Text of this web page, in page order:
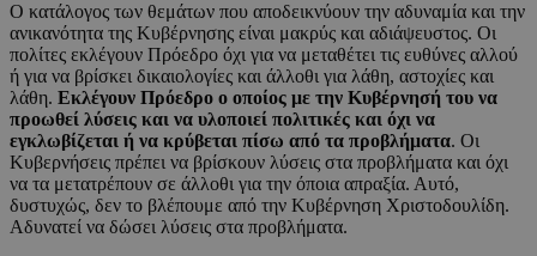
Ο κατάλογος των θεμάτων που αποδεικνύουν την αδυναμία και την
ανικανότητα της Κυβέρνησης είναι μακρύς και αδιάψευστος. Οι
πολίτες εκλέγουν Πρόεδρο όχι για να μεταθέτει τις ευθύνες αλλού
ή για να βρίσκει δικαιολογίες και άλλοθι για λάθη, αστοχίες και
λάθη. Εκλέγουν Πρόεδρο ο οποίος με την Κυβέρνησή του να
προωθεί λύσεις και να υλοποιεί πολιτικές και όχι να
εγκλωβίζεται ή να κρύβεται πίσω από τα προβλήματα. Οι
Κυβερνήσεις πρέπει να βρίσκουν λύσεις στα προβλήματα και όχι
να τα μετατρέπουν σε άλλοθι για την όποια απραξία. Αυτό,
δυστυχώς, δεν το βλέπουμε από την Κυβέρνηση Χριστοδουλίδη.
Αδυνατεί να δώσει λύσεις στα προβλήματα.